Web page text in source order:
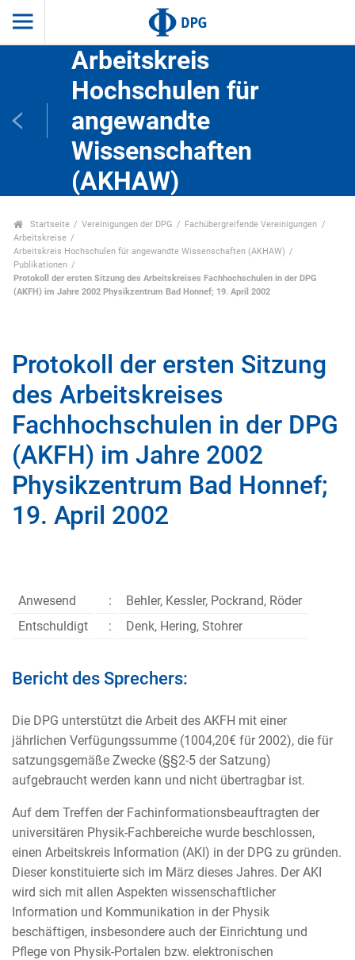
Arbeitskreis
Hochschulen für
angewandte
Wissenschaften
(AKHAW)
Startseite Vereinigungen der DPG
Fachübergreifende Vereinigungen
Arbeitskreise
Arbeitskreis Hochschulen für angewandte Wissenschaften (AKHAW)
Publikationen
Protokoll der ersten Sitzung des Arbeitskreises Fachhochschulen in der DPG
(AKFH) im Jahre 2002 Physikzentrum Bad Honnef; 19. April 2002
Protokoll der ersten Sitzung
des Arbeitskreises
Fachhochschulen in der DPG
(AKFH) im Jahre 2002
Physikzentrum Bad Honnef;
19. April 2002
Anwesend :
Behler, Kessler, Pockrand, Röder
Entschuldigt
: Denk, Hering, Stohrer
Bericht des Sprechers:
Die DPG unterstützt die Arbeit des AKFH mit einer
jährlichen Verfügungssumme (1004,20€ für 2002), die für
satzungsgemäße Zwecke (§§2-5 der Satzung)
aufgebraucht werden kann und nicht übertragbar ist.
Auf dem Treffen der Fachinformationsbeauftragten der
universitären Physik-Fachbereiche wurde beschlossen,
einen Arbeitskreis Information (AKI) in der DPG zu gründen.
Dieser konstituierte sich im März dieses Jahres. Der AKI
wird sich mit allen Aspekten wissenschaftlicher
Information und Kommunikation in der Physik
beschäftigen, insbesondere auch der Einrichtung und
Pflege von Physik-Portalen bzw. elektronischen